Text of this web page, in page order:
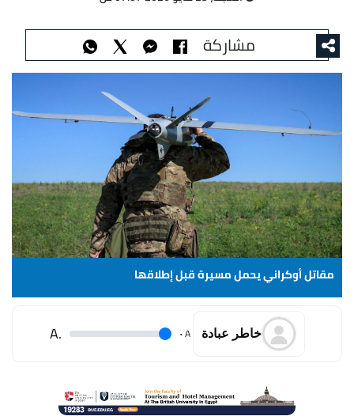
مشاركة
مقاتل أوكراني يحمل مسيرة قبل إطلاقها
خاطر عبادة A
.
.A